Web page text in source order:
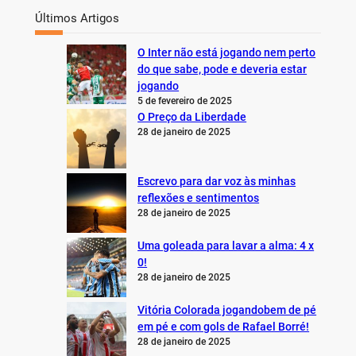
Últimos Artigos
O Inter não está jogando nem perto
do que sabe, pode e deveria estar
jogando
5 de fevereiro de 2025
O Preço da Liberdade
28 de janeiro de 2025
Escrevo para dar voz às minhas
reflexões e sentimentos
28 de janeiro de 2025
Uma goleada para lavar a alma: 4 x
0!
28 de janeiro de 2025
Vitória Colorada jogandobem de pé
em pé e com gols de Rafael Borré!
28 de janeiro de 2025